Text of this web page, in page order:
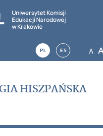
Uniwersytet Komisji
Edukacji Narodowej
w Krakowie
PL ES
HISZPAŃSKA